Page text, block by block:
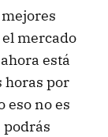
mercado
está
horas por
eso no es
podrás